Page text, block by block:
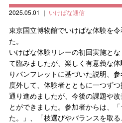
2025.05.01 ｜ いけばな通信
東京国立博物館でいけばな体験を
た。
いけばな体験リレーの初回実施と
て臨みましたが、楽しく有意義な
りパンフレットに基づいた説明、
度外して、体験者とともに一つず
通り進めましたが、今後の課題や
とができました。参加者からは、
た。」、「枝選びやバランスを取